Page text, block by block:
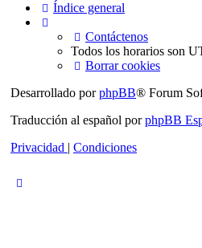
Índice general
Contáctenos
Todos los horarios son
Borrar cookies
Desarrollado porphpBB® Forum
Traducción al español porphpBB
Privacidad | Condiciones